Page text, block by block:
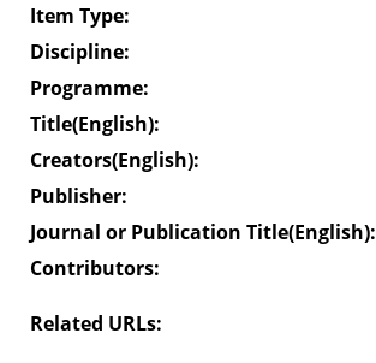
Item Type:
Discipline:
Programme:
Title(English):
Creators(English):
Publisher:
Journal or Publication Title(English):
Contributors:
Related URLs: